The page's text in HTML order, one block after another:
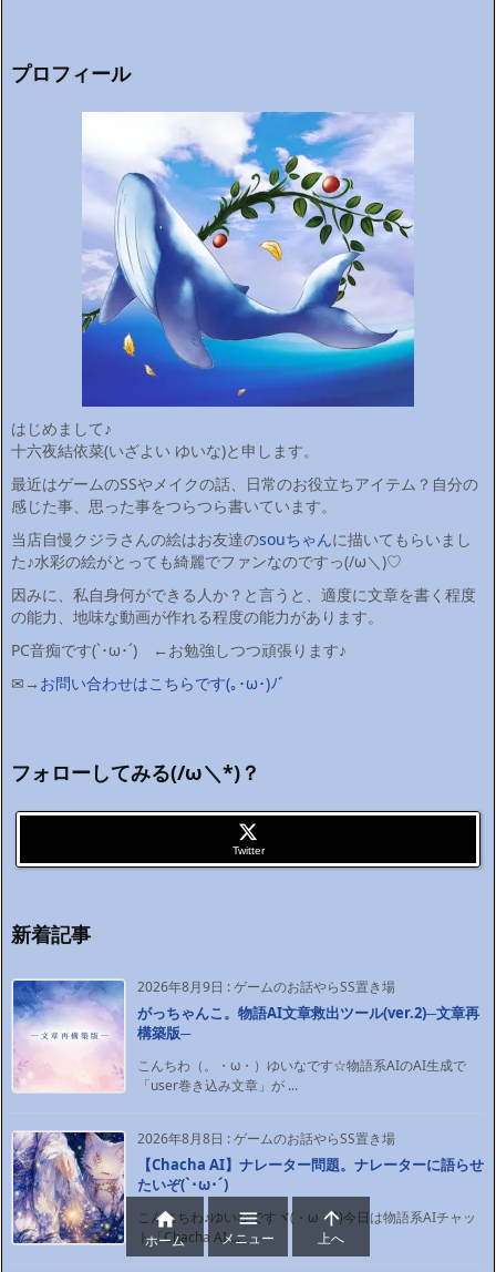
プロフィール
はじめまして♪
十六夜結依菜(いざよい ゆいな)と申します。
最近はゲームのSSやメイクの話、日常のお役立ちアイテム？自分の
感じた事、思った事をつらつら書いています。
当店自慢クジラさんの絵はお友達のsouちゃんに描いてもらいまし
た♪水彩の絵がとっても綺麗でファンなのですっ(/ω＼)♡
因みに、私自身何ができる人か？と言うと、適度に文章を書く程度
の能力、地味な動画が作れる程度の能力があります。
PC音痴です(`･ω･´)ゞ←お勉強しつつ頑張ります♪
✉→ お問い合わせはこちらです(｡･ω･)ﾉﾞ
フォローしてみる(/ω＼*)？
Twitter
新着記事
2026年8月9日 :ゲームのお話やらSS置き場
がっちゃんこ。物語AI文章救出ツール(ver.2)─文章再
構築版─
こんちわ（。・ω・）ゆいなです☆物語系AIのAI生成で
「user巻き込み文章」が ...
2026年8月8日 :ゲームのお話やらSS置き場
【Chacha AI】ナレーター問題。ナレーターに語らせ
たいぞ(`･ω･´)ゞ
こんにちわ♪ゆいなですヾ(・ω・*)今日は物語系AIチャッ
ト「Chacha AI ...

ホーム

メニュー

上へ